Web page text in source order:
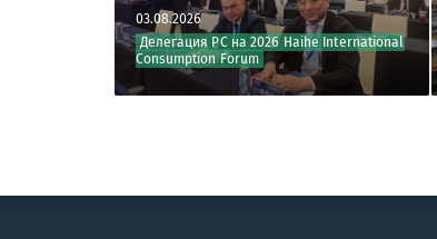
03.08.2026
Делегация РС на 2026 Haihe International
Consumption Forum